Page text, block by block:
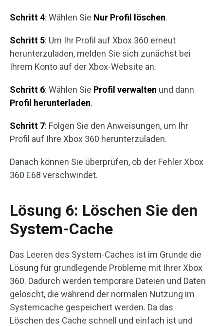
Schritt 4: Wählen Sie Nur Profil löschen.
Schritt 5: Um Ihr Profil auf Xbox 360 erneut
herunterzuladen, melden Sie sich zunächst bei
Ihrem Konto auf der Xbox-Website an.
Schritt 6: Wählen Sie Profil verwalten und dann
Profil herunterladen.
Schritt 7: Folgen Sie den Anweisungen, um Ihr
Profil auf Ihre Xbox 360 herunterzuladen.
Danach können Sie überprüfen, ob der Fehler Xbox
360 E68 verschwindet.
Lösung 6: Löschen Sie den
System-Cache
Das Leeren des System-Caches ist im Grunde die
Lösung für grundlegende Probleme mit Ihrer Xbox
360. Dadurch werden temporäre Dateien und Daten
gelöscht, die während der normalen Nutzung im
Systemcache gespeichert werden. Da das
Löschen des Cache schnell und einfach ist und